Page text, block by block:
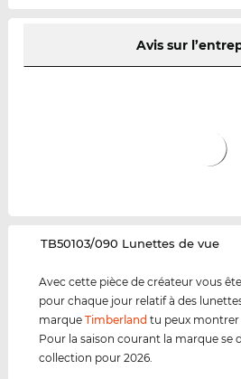
Avis sur
‌TB50103/090 Lunettes de vue
Avec cette pièce de créateur vous
pour chaque jour relatif à des
marqueTimberland tu peux montrer
Pour la saison courant la marque se
collection pour 2026.